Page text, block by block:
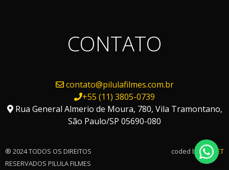
CONTATO
contato@pilulafilmes.com.br
+55 (11) 3805-0739
Rua General Almerio de Moura, 780, Vila Tramontano,
São Paulo/SP 05690-080
® 2024 TODOS OS DIREITOS
RESERVADOS PILULA FILMES
coded byFAPNET